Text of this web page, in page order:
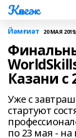
Көнгәк
Йәмғиәт 20 МАЯ
Казани с
Уже с
стартуют
по 23 мая -